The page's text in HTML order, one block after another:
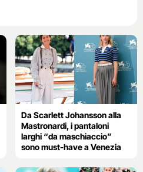
Da Scarlett Johansson alla
Mastronardi, i pantaloni
larghi “da maschiaccio”
sono must-have a Venezia